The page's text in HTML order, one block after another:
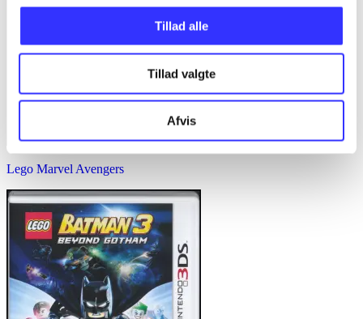
Tillad alle
Tillad valgte
Afvis
Lego Marvel Avengers